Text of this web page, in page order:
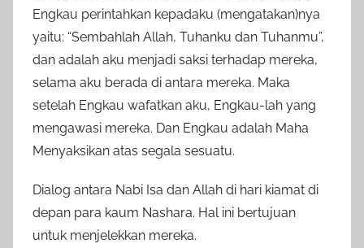
Engkau perintahkan kepadaku (mengatakan)nya
yaitu: “Sembahlah Allah, Tuhanku dan Tuhanmu”,
dan adalah aku menjadi saksi terhadap mereka,
selama aku berada di antara mereka. Maka
setelah Engkau wafatkan aku, Engkau-lah yang
mengawasi mereka. Dan Engkau adalah Maha
Menyaksikan atas segala sesuatu.
Dialog antara Nabi Isa dan Allah di hari kiamat di
depan para kaum Nashara. Hal ini bertujuan
untuk menjelekkan mereka.